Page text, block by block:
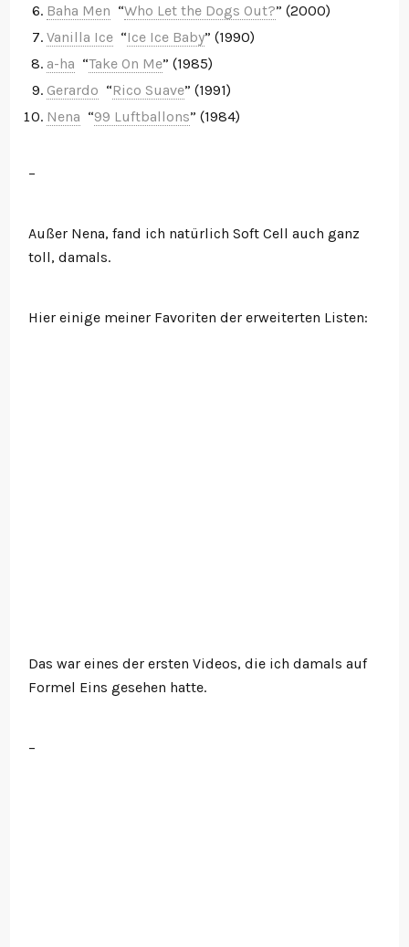
Baha Men “Who Let the Dogs Out?” (2000)
Vanilla Ice “Ice Ice Baby” (1990)
a-ha “Take On Me” (1985)
Gerardo “Rico Suave” (1991)
Nena “99 Luftballons” (1984)
–
Außer Nena, fand ich natürlich Soft Cell auch ganz
toll, damals.
Hier einige meiner Favoriten der erweiterten Listen:
Das war eines der ersten Videos, die ich damals auf
Formel Eins gesehen hatte.
–